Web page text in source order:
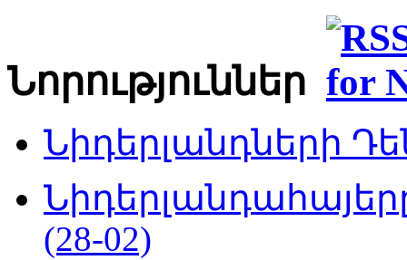
Նորություններ
Նիդերլանդների
(28-02)